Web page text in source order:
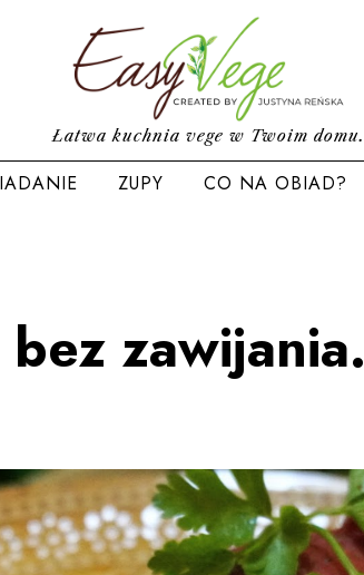
Łatwa kuchnia vege w Twoim domu.
ZUPY CO NA OBIAD?
zawijania.